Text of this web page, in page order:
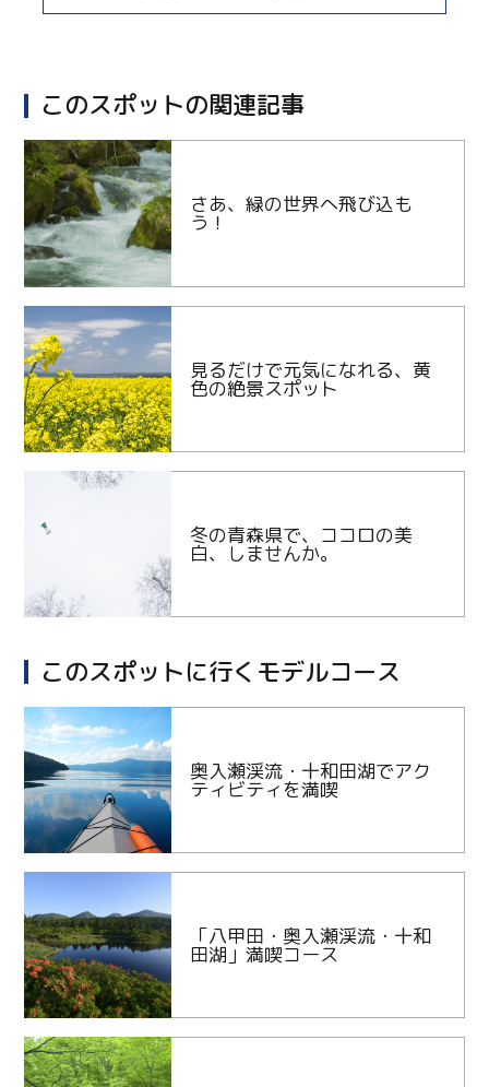
このスポットの関連記事
さあ、緑の世界へ飛び込も
う！
見るだけで元気になれる、黄
色の絶景スポット
冬の青森県で、ココロの美
白、しませんか。
このスポットに行くモデルコース
奥入瀬渓流・十和田湖でアク
ティビティを満喫
「八甲田・奥入瀬渓流・十和
田湖」満喫コース